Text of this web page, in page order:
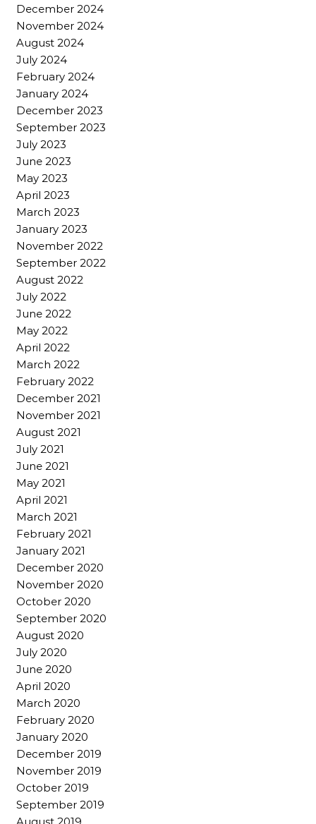
December 2024
November 2024
August 2024
July 2024
February 2024
January 2024
December 2023
September 2023
July 2023
June 2023
May 2023
April 2023
March 2023
January 2023
November 2022
September 2022
August 2022
July 2022
June 2022
May 2022
April 2022
March 2022
February 2022
December 2021
November 2021
August 2021
July 2021
June 2021
May 2021
April 2021
March 2021
February 2021
January 2021
December 2020
November 2020
October 2020
September 2020
August 2020
July 2020
June 2020
April 2020
March 2020
February 2020
January 2020
December 2019
November 2019
October 2019
September 2019